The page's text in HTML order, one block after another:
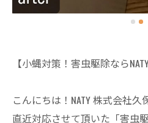
【小蝿対策！害虫駆除なら
こんにちは！NATY 株式会社久
直近対応させて頂いた「害虫